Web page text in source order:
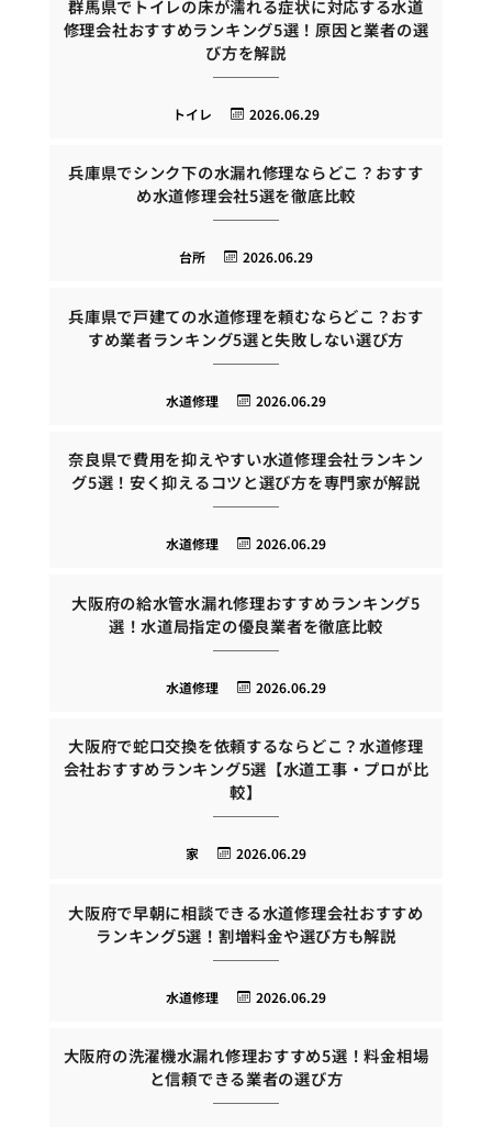
群馬県でトイレの床が濡れる症状に対応する水道
修理会社おすすめランキング5選！原因と業者の選
び方を解説
2026.06.29
トイレ
兵庫県でシンク下の水漏れ修理ならどこ？おすす
め水道修理会社5選を徹底比較
2026.06.29
台所
兵庫県で戸建ての水道修理を頼むならどこ？おす
すめ業者ランキング5選と失敗しない選び方
2026.06.29
水道修理
奈良県で費用を抑えやすい水道修理会社ランキン
グ5選！安く抑えるコツと選び方を専門家が解説
2026.06.29
水道修理
大阪府の給水管水漏れ修理おすすめランキング5
選！水道局指定の優良業者を徹底比較
2026.06.29
水道修理
大阪府で蛇口交換を依頼するならどこ？水道修理
会社おすすめランキング5選【水道工事・プロが比
較】
2026.06.29
家
大阪府で早朝に相談できる水道修理会社おすすめ
ランキング5選！割増料金や選び方も解説
2026.06.29
水道修理
大阪府の洗濯機水漏れ修理おすすめ5選！料金相場
と信頼できる業者の選び方